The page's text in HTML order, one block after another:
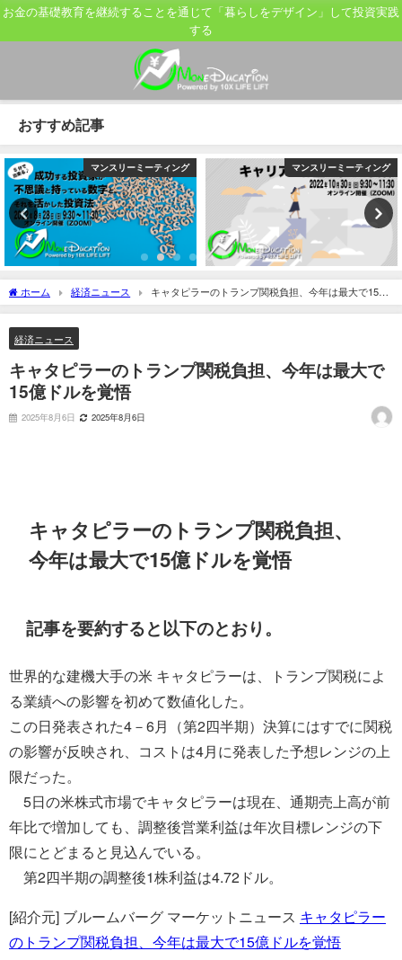
お金の基礎教育を継続することを通じて「暮らしをデザイン」して投資実践
する
おすすめ記事
マンスリーミーティング マンスリーミーティング
ホーム 経済ニュース
キャタピラーのトランプ関税負担、今年は最大で15億
ドルを覚悟
経済ニュース
キャタピラーのトランプ関税負担、今年は最大で
15億ドルを覚悟
2025年8月6日 2025年8月6日
キャタピラーのトランプ関税負担、
今年は最大で15億ドルを覚悟
記事を要約すると以下のとおり。
世界的な建機大手の米 キャタピラーは、トランプ関税によ
る業績への影響を初めて数値化した。
この日発表された4－6月（第2四半期）決算にはすでに関税
の影響が反映され、コストは4月に発表した予想レンジの上
限だった。
5日の米株式市場でキャタピラーは現在、通期売上高が前
年比で増加しても、調整後営業利益は年次目標レンジの下
限にとどまると見込んでいる。
第2四半期の調整後1株利益は4.72ドル。
[紹介元] ブルームバーグ マーケットニュース キャタピラー
のトランプ関税負担、今年は最大で15億ドルを覚悟